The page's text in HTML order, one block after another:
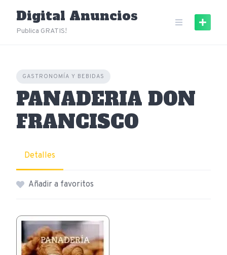
content
Digital Anuncios
Publica GRATIS!
GASTRONOMÍA Y BEBIDAS
PANADERIA DON
FRANCISCO
Detalles
Añadir a favoritos